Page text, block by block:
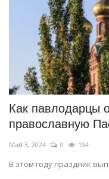
Как павлодарцы
православную
Май 3, 2024 0 194
В этом году праздник